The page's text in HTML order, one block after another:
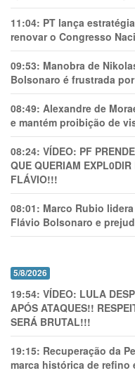
11:04: PT lança
renovar o Congresso
09:53: Manobra de
Bolsonaro é frustrada
08:49: Alexandre de
e mantém proibição de
08:24: VÍDEO: PF
QUE QUERIAM
FLÁVIO!!!
08:01: Marco Rubio
Flávio Bolsonaro e
5/8/2026
19:54: VÍDEO: LULA
APÓS ATAQUES!!
SERÁ BRUTAL!!!
19:15: Recuperação da
marca histórica de refino